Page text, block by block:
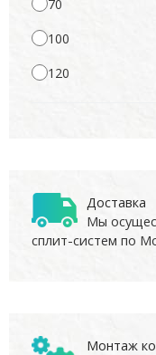
70
100
120
Доставка
Мы
сплит-систем по
Монтаж